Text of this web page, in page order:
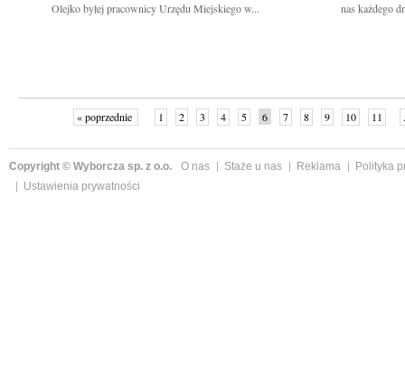
Olejko byłej pracownicy Urzędu Miejskiego w...
nas każdego
« poprzednie 1 2 3 4 5 6 7 8 9 10 11
Copyright © Wyborcza sp. z o.o. O nas Staże u nas Reklama
Polityka
Ustawienia prywatności